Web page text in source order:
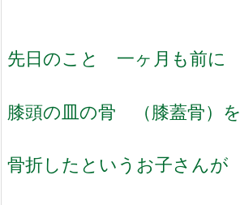
先日のこと 一ヶ月も前に
膝頭の皿の骨 （膝蓋骨）を
骨折したというお子さんが